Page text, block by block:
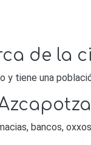
de la
tiene una
bancos,